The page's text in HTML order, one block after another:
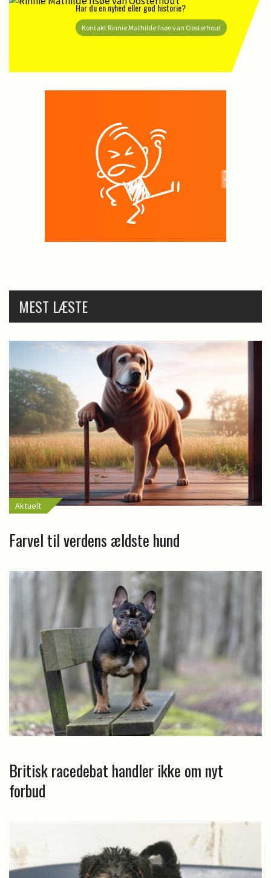
Har du en nyhed eller god historie?
Kontakt Rinnie Mathilde Ilsøe van Oosterhout
MEST LÆSTE
Aktuelt
Farvel til verdens ældste hund
Britisk racedebat handler ikke om nyt
forbud